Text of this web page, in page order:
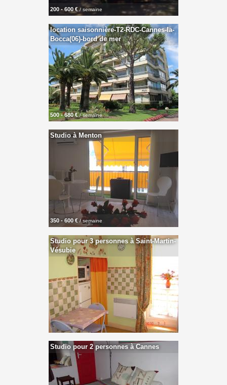
200 - 600 €/ semaine
location saisonnière-T2-RDC-Cannes-la-
Bocca(06)-bord de mer
500 - 680 €/ semaine
Studio à Menton
350 - 600 € / semaine
Studio pour 3 personnes à Saint-Martin-
Vésubie
Studio pour 2 personnes à Cannes